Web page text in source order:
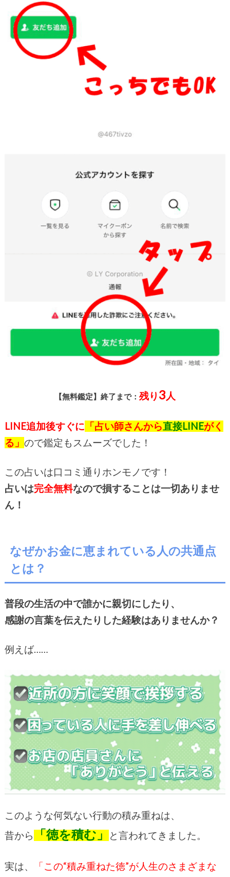
【無料鑑定】終了まで： 残り 3人
LINE追加後すぐに 「占い師さんから直接LINEがく
る」 ので鑑定もスムーズでした！
この占いは口コミ通りホンモノです！
占いは完全無料なので損することは一切ありませ
ん！
なぜかお金に恵まれている人の共通点
とは？
普段の生活の中で誰かに親切にしたり、
感謝の言葉を伝えたりした経験はありませんか？
例えば……
このような何気ない行動の積み重ねは、
昔から「徳を積む」と言われてきました。
実は、
「この“積み重ねた徳”が人生のさまざまな